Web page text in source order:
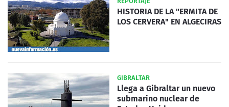
HISTORIA DE LA "ERMITA DE
LOS CERVERA" EN ALGECIRAS
GIBRALTAR
Llega a Gibraltar un nuevo
submarino nuclear de